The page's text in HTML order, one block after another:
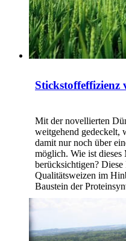
Stickstoffeffizienz
Mit der novellierten
weitgehend gedeckelt,
damit nur noch über
möglich. Wie ist
berücksichtigen? Diese
Qualitätsweizen im
Baustein der